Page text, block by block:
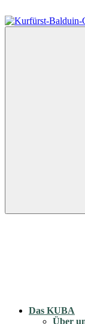
Inhalt
springen
Kurfürst-Balduin-
Das KUBA
Über